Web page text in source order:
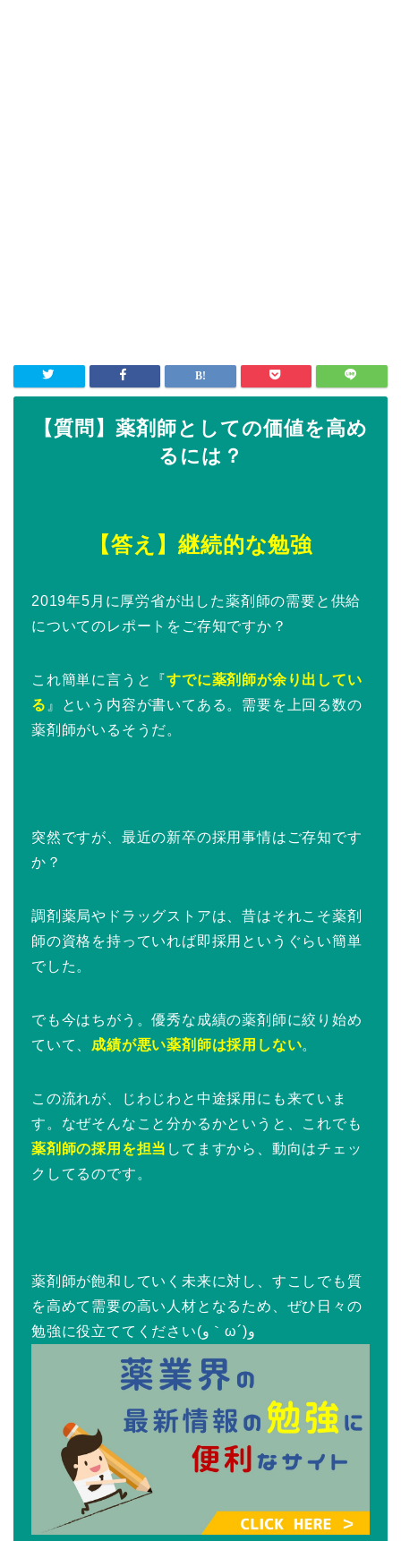
【質問】薬剤師としての価値を高め
るには？
【答え】継続的な勉強
2019年5月に厚労省が出した薬剤師の需要と供給
についてのレポートをご存知ですか？
これ簡単に言うと『すでに薬剤師が余り出してい
る 』という内容が書いてある。需要を上回る数の
薬剤師がいるそうだ。
突然ですが、最近の新卒の採用事情はご存知です
か？
調剤薬局やドラッグストアは、昔はそれこそ薬剤
師の資格を持っていれば即採用というぐらい簡単
でした。
でも今はちがう。優秀な成績の薬剤師に絞り始め
ていて、 成績が悪い薬剤師は採用しない。
この流れが、じわじわと中途採用にも来ていま
す。なぜそんなこと分かるかというと、これでも
薬剤師の採用を担当 してますから、動向はチェッ
クしてるのです。
薬剤師が飽和していく未来に対し、すこしでも質
を高めて需要の高い人材となるため、ぜひ日々の
勉強に役立ててください(و｀ω´)و